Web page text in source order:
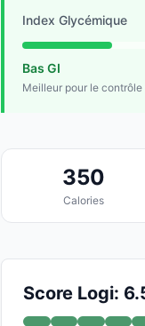
Index Glycémique
Bas GI
Meilleur pour le
350
Calories
Score Logi: